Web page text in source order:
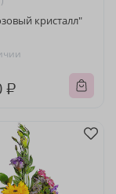
кристалл"
₽